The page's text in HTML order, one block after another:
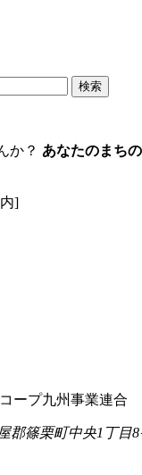
か？ あなたのまち
]
ープ九州事業連合
郡篠栗町中央1丁目